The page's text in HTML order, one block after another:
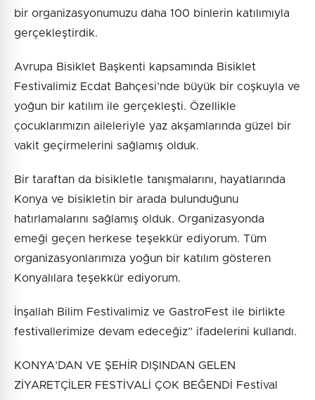
bir organizasyonumuzu daha 100 binlerin katılımıyla
gerçekleştirdik.
Avrupa Bisiklet Başkenti kapsamında Bisiklet
Festivalimiz Ecdat Bahçesi’nde büyük bir coşkuyla ve
yoğun bir katılım ile gerçekleşti. Özellikle
çocuklarımızın aileleriyle yaz akşamlarında güzel bir
vakit geçirmelerini sağlamış olduk.
Bir taraftan da bisikletle tanışmalarını, hayatlarında
Konya ve bisikletin bir arada bulunduğunu
hatırlamalarını sağlamış olduk. Organizasyonda
emeği geçen herkese teşekkür ediyorum. Tüm
organizasyonlarımıza yoğun bir katılım gösteren
Konyalılara teşekkür ediyorum.
İnşallah Bilim Festivalimiz ve GastroFest ile birlikte
festivallerimize devam edeceğiz” ifadelerini kullandı.
KONYA’DAN VE ŞEHİR DIŞINDAN GELEN
ZİYARETÇİLER FESTİVALİ ÇOK BEĞENDİ Festival